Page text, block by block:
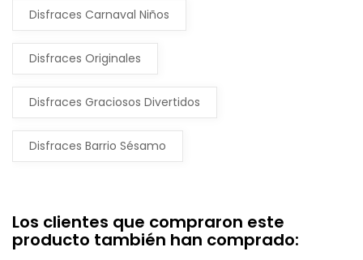
Disfraces Carnaval Niños
Disfraces Originales
Disfraces Graciosos Divertidos
Disfraces Barrio Sésamo
Los clientes que compraron este
producto también han comprado: